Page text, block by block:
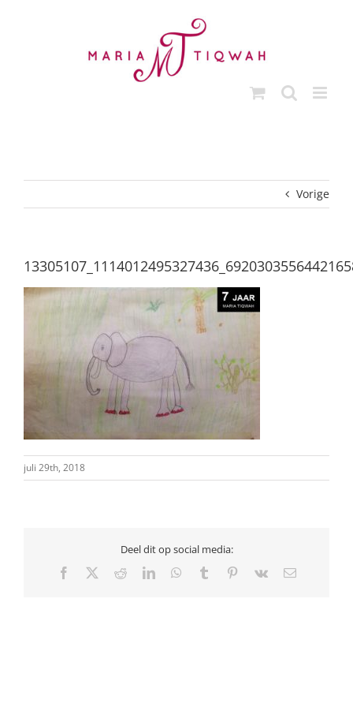
Vorige
juli 29th, 2018
Deel dit op social media:
Facebook RedditLinkedInWhatsApp
Tumblr Pinterest
Vk
E-